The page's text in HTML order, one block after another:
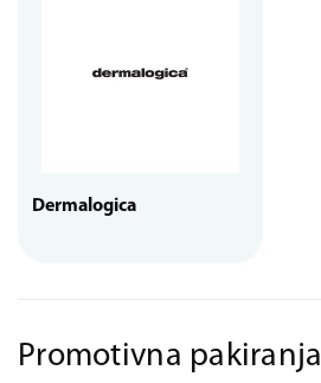
Dermalogica
Promotivna pakiranja